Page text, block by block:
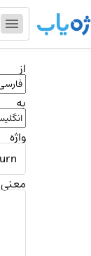
از
به
واژه
معنی